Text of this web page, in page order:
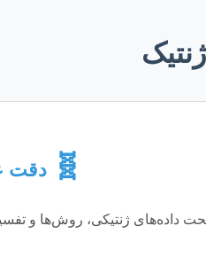
🧬 دقت
داده‌های ژنتیکی، روش‌ها و